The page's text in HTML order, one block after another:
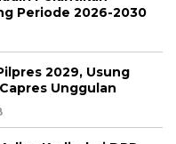
Periode 2026-2030
2029, Usung
Unggulan